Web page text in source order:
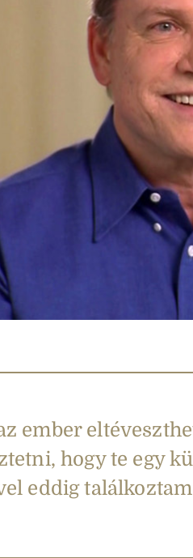
ember
hogy te egy
eddig